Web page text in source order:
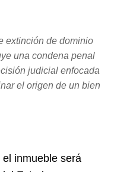
extinción de dominio
una condena penal
judicial enfocada
el origen de un bien
inmueble será